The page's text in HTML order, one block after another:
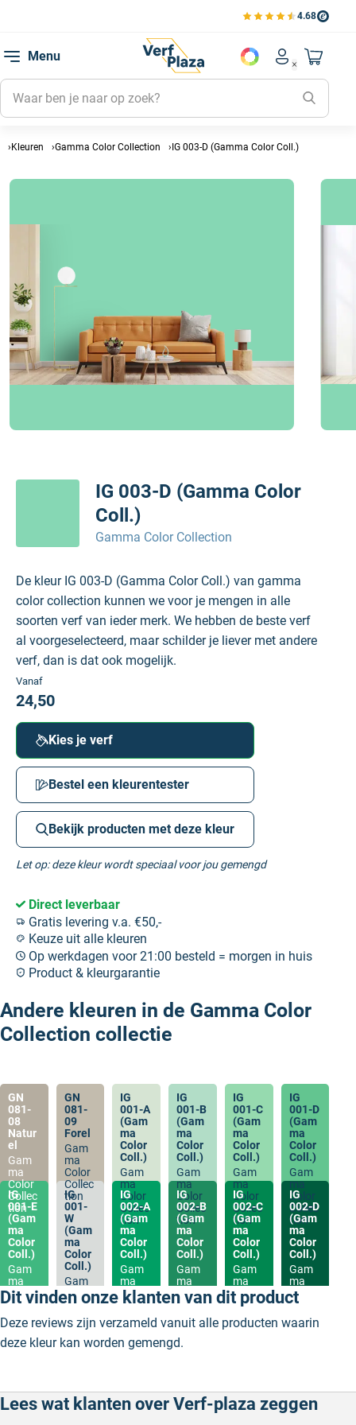
4.68
Bekijk de verfplaza
Menu
Account
Mijn
Mijn
Mijn
Naar
Kleuren Gamma Color Collection IG 003-D (Gamma Color Coll.)
IG 003-D (Gamma Color
Coll.)
Gamma Color Collection
De kleur IG 003-D (Gamma Color Coll.) van gamma
color collection kunnen we voor je mengen in alle
soorten verf van ieder merk. We hebben de beste verf
al voorgeselecteerd, maar schilder je liever met andere
verf, dan is dat ook mogelijk.
Vanaf
24,50
Kies je verf
Bestel een kleurentester
Bekijk producten met deze kleur
Let op: deze kleur wordt speciaal voor jou gemengd
Direct leverbaar
Gratis levering v.a. €50,-
Keuze uit alle kleuren
Op werkdagen voor 21:00 besteld = morgen in huis
Product & kleurgarantie
Andere kleuren in de Gamma Color
Collection collectie
GN
081-
08
Natur
el
Gam
ma
Color
Collec
tion
GN
081-
09
Forel
Gam
ma
Color
Collec
tion
IG
001-A
(Gam
ma
Color
Coll.)
Gam
ma
Color
Collec
tion
IG
001-B
(Gam
ma
Color
Coll.)
Gam
ma
Color
Collec
tion
IG
001-C
(Gam
ma
Color
Coll.)
Gam
ma
Color
Collec
tion
IG
001-D
(Gam
ma
Color
Coll.)
Gam
ma
Color
Collec
tion
IG
001-E
(Gam
ma
Color
Coll.)
Gam
ma
Color
Collec
IG
001-
W
(Gam
ma
Color
Coll.)
Gam
ma
Color
Collec
tion
IG
002-A
(Gam
ma
Color
Coll.)
Gam
ma
Color
Collec
IG
002-B
(Gam
ma
Color
Coll.)
Gam
ma
Color
Collec
tion
IG
002-C
(Gam
ma
Color
Coll.)
Gam
ma
Color
Collec
tion
IG
002-D
(Gam
ma
Color
Coll.)
Gam
ma
Color
Collec
Dit vinden onze klanten van dit product
Deze reviews zijn verzameld vanuit alle producten waarin
deze kleur kan worden gemengd.
Lees wat klanten over Verf-plaza zeggen